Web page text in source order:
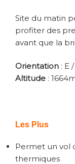
Site du matin
profiter des
avant que la
Orientation : E
Altitude :
Les Plus
Permet un vol
thermiques